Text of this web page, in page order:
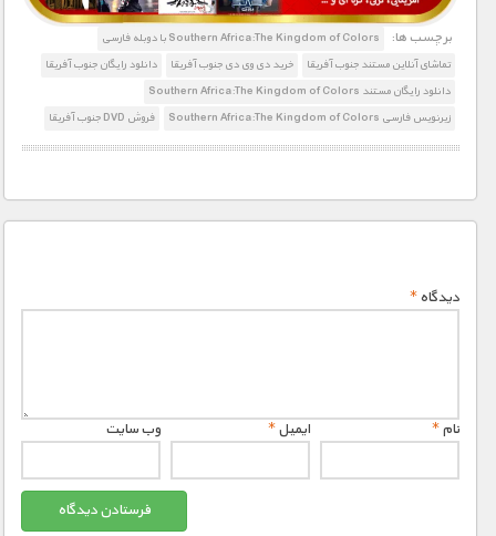
1900 تومان – دانلود قسمت 2 (افزودن به سبد خريد)
1900 تومان – دانلود قسمت 3 (افزودن به سبد خريد)
برچسب ها:
Southern Africa:The Kingdom of Colors با دوبله فارسی
تماشای آنلاین مستند جنوب آفریقا
خرید دی وی دی جنوب آفریقا
دانلود رایگان جنوب آفریقا
دانلود رایگان مستند Southern Africa:The Kingdom of Colors
زیرنویس فارسی Southern Africa:The Kingdom of Colors
فروش DVD جنوب آفریقا
دیدگاه*
نام* ایمیل* وب‌ سایت